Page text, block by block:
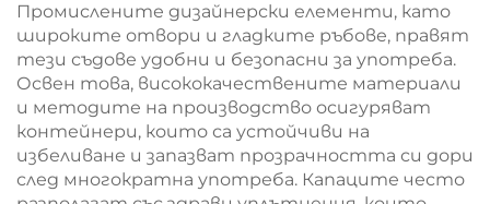
Промислените дизайнерски елементи, като
широките отвори и гладките ръбове, правят
тези съдове удобни и безопасни за употреба.
Освен това, висококачествените материали
и методите на производство осигуряват
контейнери, които са устойчиви на
избеливане и запазват прозрачността си дори
след многократна употреба. Капаците често